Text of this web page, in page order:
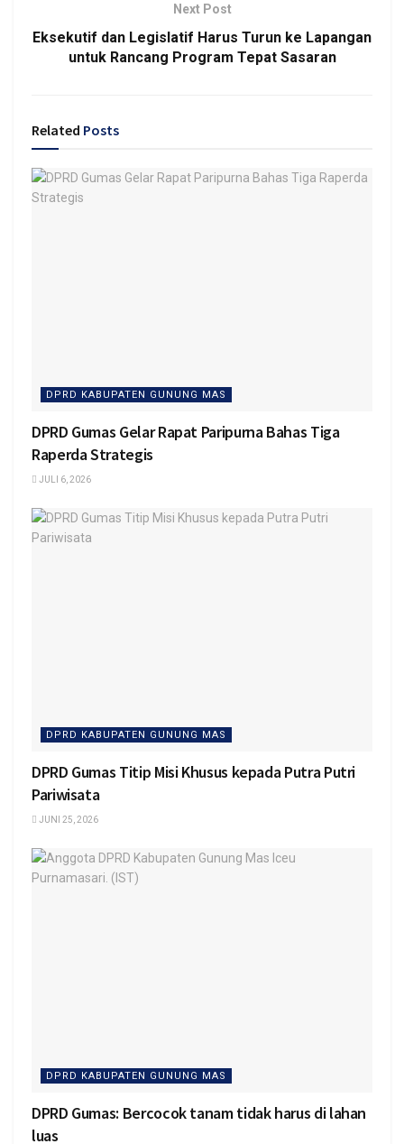
Next Post
Eksekutif dan Legislatif Harus Turun ke Lapangan
untuk Rancang Program Tepat Sasaran
Related Posts
DPRD KABUPATEN GUNUNG MAS
DPRD Gumas Gelar Rapat Paripurna Bahas Tiga
Raperda Strategis
JULI 6, 2026
DPRD KABUPATEN GUNUNG MAS
DPRD Gumas Titip Misi Khusus kepada Putra Putri
Pariwisata
JUNI 25, 2026
DPRD KABUPATEN GUNUNG MAS
DPRD Gumas: Bercocok tanam tidak harus di lahan
luas